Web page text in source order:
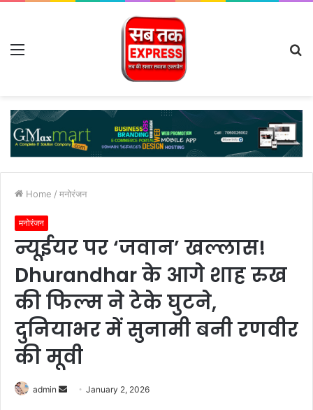
Menu
Home / मनोरंजन
मनोरंजन
न्यूईयर पर ‘जवान’ खल्लास!
Dhurandhar के आगे शाह रुख
की फिल्म ने टेके घुटने,
दुनियाभर में सुनामी बनी रणवीर
की मूवी
admin
Send January 2, 2026